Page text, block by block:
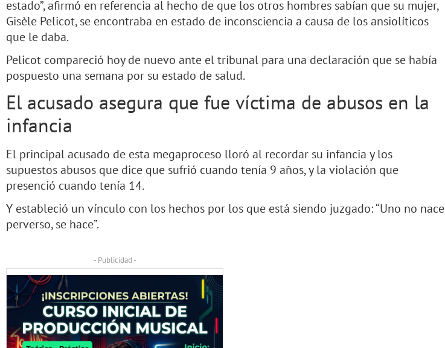
estado”, afirmó en referencia al hecho de que los otros hombres sabían que su mujer,
Gisèle Pelicot, se encontraba en estado de inconsciencia a causa de los ansiolíticos
que le daba.
Pelicot compareció hoy de nuevo ante el tribunal para una declaración que se había
pospuesto una semana por su estado de salud.
El acusado asegura que fue víctima de abusos en la
infancia
El principal acusado de esta megaproceso lloró al recordar su infancia y los
supuestos abusos que dice que sufrió cuando tenía 9 años, y la violación que
presenció cuando tenía 14.
Y estableció un vínculo con los hechos por los que está siendo juzgado: “Uno no nace
perverso, se hace”.
- Publicidad -